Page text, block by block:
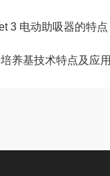
3 电动助吸器的特点
养基技术特点及应用介绍